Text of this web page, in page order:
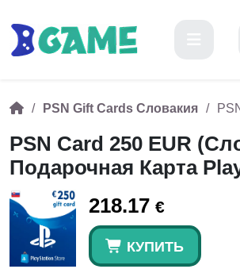
PSN Gift Cards Словакия
PSN Card 250 EUR
Подарочная Карта
218.17 €
КУПИТЬ